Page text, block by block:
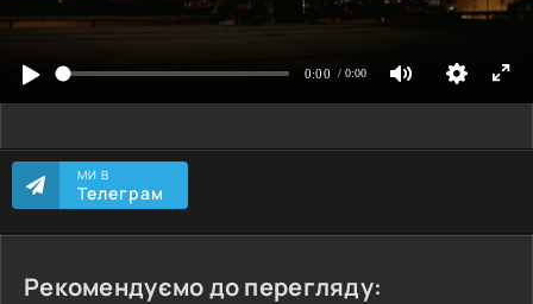
МИ В
Телеграм
Рекомендуємо до перегляду: